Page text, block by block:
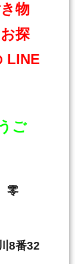
物
探
LINE
ご
零
8番32